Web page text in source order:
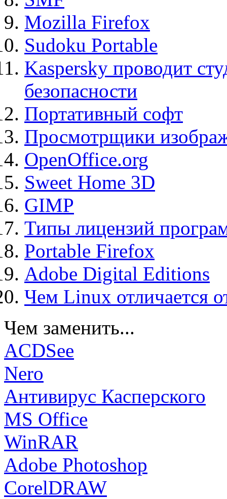
Mozilla Firefox
Sudoku Portable
Kaspersky проводит
безопасности
Портативный софт
Просмотрщики
OpenOffice.org
Sweet Home 3D
GIMP
Типы лицензий
Portable Firefox
Adobe Digital Editions
Чем Linux отличается
Чем заменить...
ACDSee
Nero
Антивирус Касперского
MS Office
WinRAR
Adobe Photoshop
CorelDRAW